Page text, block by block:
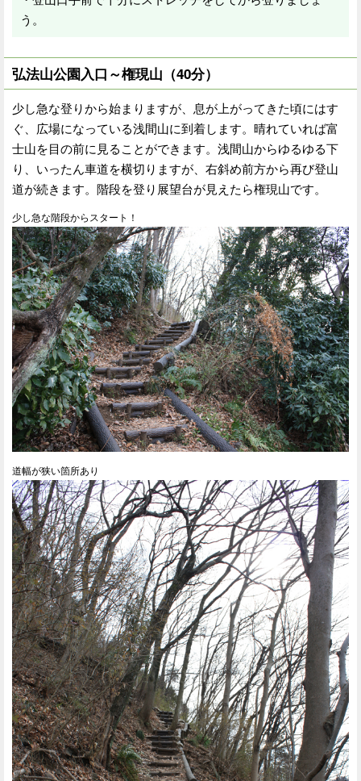
う。
弘法山公園入口～権現山（40分）
少し急な登りから始まりますが、息が上がってきた頃にはす
ぐ、広場になっている浅間山に到着します。晴れていれば富
士山を目の前に見ることができます。浅間山からゆるゆる下
り、いったん車道を横切りますが、右斜め前方から再び登山
道が続きます。階段を登り展望台が見えたら権現山です。
少し急な階段からスタート！
道幅が狭い箇所あり